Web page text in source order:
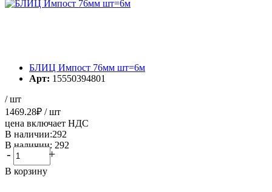
БЛИЦ Импост 76мм шт=6м
Арт: 15550394801
/ шт
1469.28₽ / шт
цена включает НДС
В наличии:292
В наличии: 292
- +
В корзину